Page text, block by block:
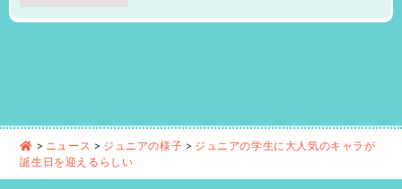
> ニュース > ジュニアの様子 > ジュニアの学生に大人気のキャラが
誕生日を迎えるらしい